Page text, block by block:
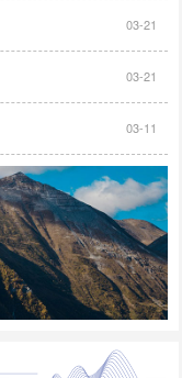
03-21
03-21
03-11